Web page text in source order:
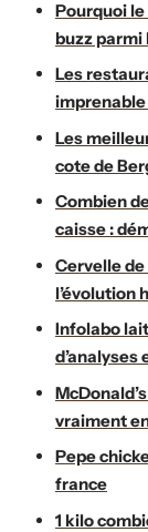
Pourquoi
buzz parmi
Les
Les
cote de
Combien
caisse :
Cervelle
l’évolution
Infolabo
d’analyses
vraiment
Pepe
france
1 kilo